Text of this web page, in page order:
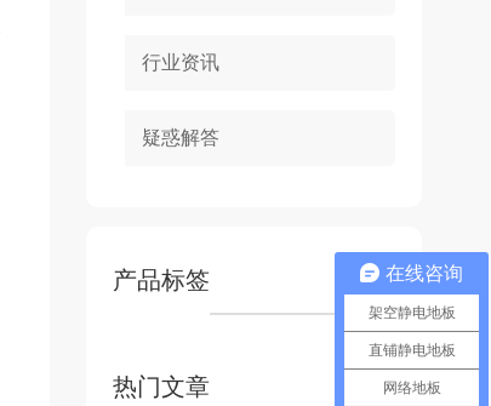
行业资讯
疑惑解答
产品标签
热门文章
在线咨询
架空静电地板
直铺静电地板
网络地板